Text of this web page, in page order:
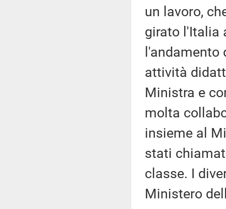
un lavoro,
girato l'Italia
attività
Ministra e
molta
insieme al
stati
classe. I
Ministero